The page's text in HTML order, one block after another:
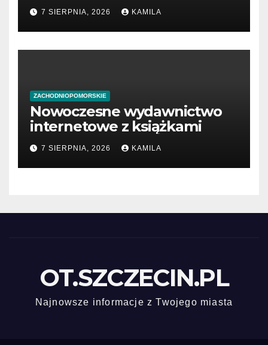
7 SIERPNIA, 2026 KAMILA
ZACHODNIOPOMORSKIE
Nowoczesne wydawnictwo
internetowe z książkami
7 SIERPNIA, 2026 KAMILA
OT.SZCZECIN.PL
Najnowsze informacje z Twojego miasta